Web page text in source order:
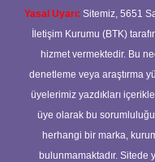
Yasal Uyarı: Sitemiz, 5651
İletişim Kurumu (BTK)
hizmet vermektedir. Bu
denetleme veya araştırma
üyelerimiz yazdıkları
üye olarak bu
herhangi bir marka,
bulunmamaktadır. Sitede